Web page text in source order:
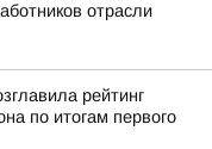
отрасли
рейтинг
по итогам первого